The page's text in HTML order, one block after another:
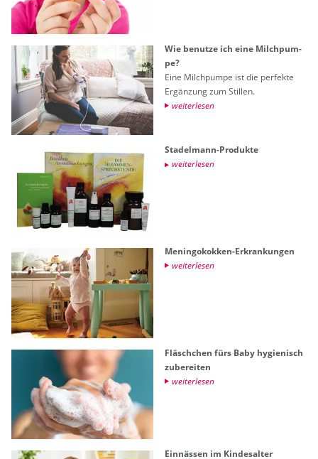
Wie be­nut­ze ich eine Milch­pum­
pe?
Eine Milch­pum­pe ist die per­fek­te
Er­gän­zung zum Stil­len.
wei­ter­le­sen
Sta­del­mann-Pro­duk­te
wei­ter­le­sen
Me­nin­go­kok­ken-Er­kran­kun­gen
wei­ter­le­sen
Fläsch­chen fürs Baby hy­gie­nisch
zu­be­rei­ten
wei­ter­le­sen
Ein­näs­sen im Kin­des­al­ter